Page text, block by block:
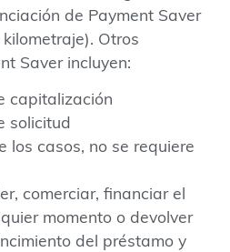
de Payment Saver
Otros
Saver incluyen:
capitalización
solicitud
los casos, no se requiere
comerciar, financiar el
momento o devolver
del préstamo y